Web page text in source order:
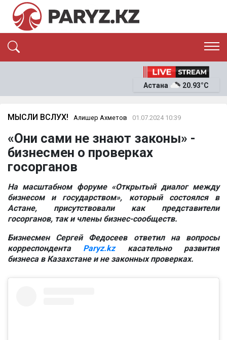
ЭКОНОМИКА
ОҚИҒА
News
Астана 20.93°C
МЫСЛИ ВСЛУХ! Алишер Ахметов 01.07.2024 10:39
«Они сами не знают законы» -
бизнесмен о проверках
госорганов
На масштабном форуме «Открытый диалог между
бизнесом и государством», который состоялся в
Астане, присутствовали как представители
госорганов, так и члены бизнес-сообществ.
Бизнесмен Сергей Федосеев ответил на вопросы
корреспондента Paryz.kzкасательно развития
бизнеса в Казахстане и не законных проверках.